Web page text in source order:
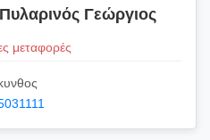
Γεώργιος
μεταφορές